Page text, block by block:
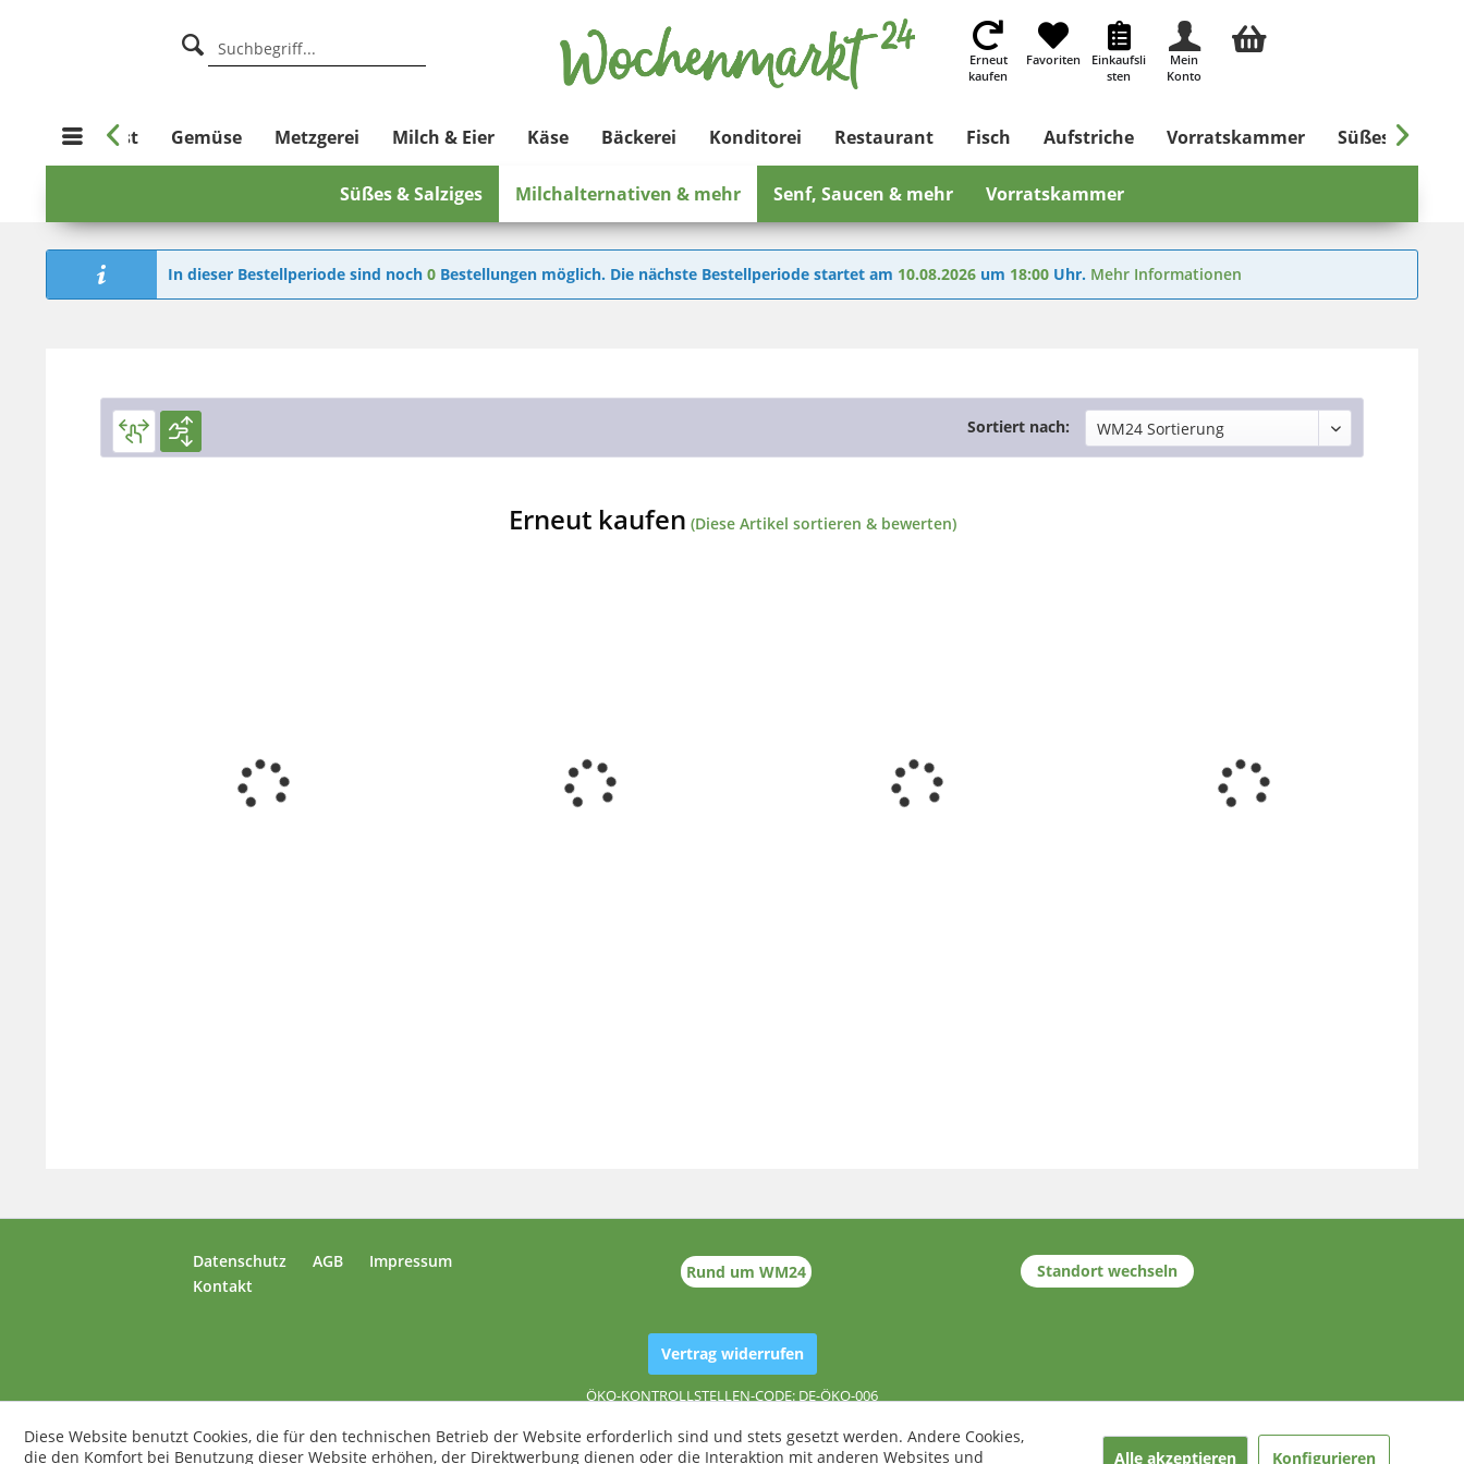
Erneut
kaufen
Favoriten
Einkaufsli
sten
Mein
Konto
% Obst Gemüse Metzgerei Milch & Eier Käse Bäckerei Konditorei Restaurant Fisch Aufstriche Vorratskammer Süßes &
Süßes & Salziges Milchalternativen & mehr Senf, Saucen & mehr Vorratskammer
 
In dieser Bestellperiode sind noch 0 Bestellungen möglich. Die nächste Bestellperiode startet am 10.08.2026 um 18:00 Uhr. Mehr Informationen
Sortiert nach:
Erneut kaufen (Diese Artikel sortieren & bewerten)
Datenschutz AGB
Impressum
Kontakt
Rund um WM24 Standort wechseln
Vertrag widerrufen
ÖKO-KONTROLLSTELLEN-CODE: DE-ÖKO-006
Diese Website benutzt Cookies, die für den technischen Betrieb der Website erforderlich sind und stets gesetzt werden. Andere Cookies,
die den Komfort bei Benutzung dieser Website erhöhen, der Direktwerbung dienen oder die Interaktion mit anderen Websites und
Alle akzeptieren Konfigurieren